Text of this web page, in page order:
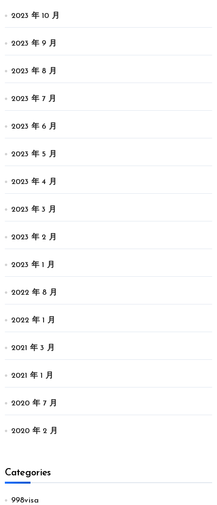
2023 年 10 月
2023 年 9 月
2023 年 8 月
2023 年 7 月
2023 年 6 月
2023 年 5 月
2023 年 4 月
2023 年 3 月
2023 年 2 月
2023 年 1 月
2022 年 8 月
2022 年 1 月
2021 年 3 月
2021 年 1 月
2020 年 7 月
2020 年 2 月
Categories
998visa